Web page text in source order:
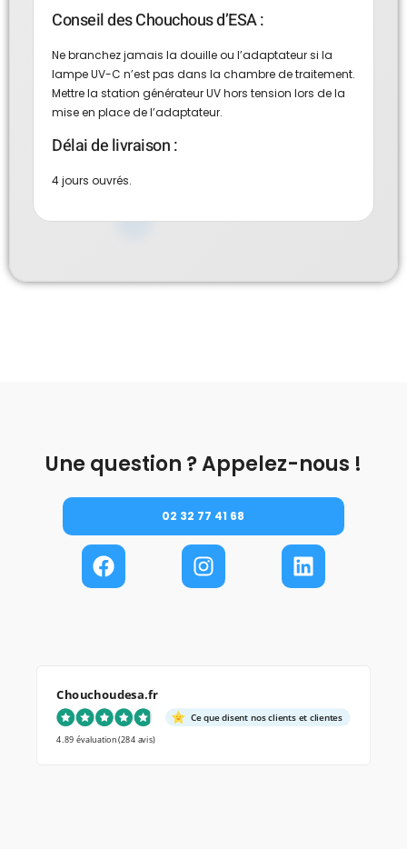
Conseil des Chouchous d’ESA :
Ne branchez jamais la douille ou l’adaptateur si la
lampe UV-C n’est pas dans la chambre de traitement.
Mettre la station générateur UV hors tension lors de la
mise en place de l’adaptateur.
Délai de livraison :
4 jours ouvrés.
Une question ? Appelez-nous !
02 32 77 41 68
Chouchoudesa.fr
Ce que disent nos clients et clientes
4.89 évaluation(284 avis)